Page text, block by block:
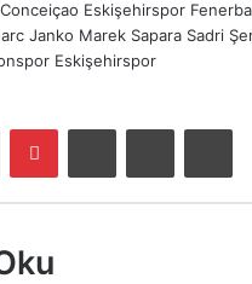
Eskişehirspor
Janko Marek Sapara Sadri
Eskişehirspor